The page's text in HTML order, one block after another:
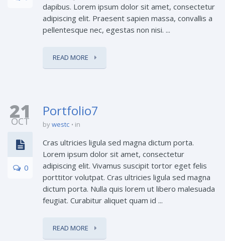
dapibus. Lorem ipsum dolor sit amet, consectetur
adipiscing elit. Praesent sapien massa, convallis a
pellentesque nec, egestas non nisi. ...
READ MORE
21
OCT
0
Portfolio7
bywestc in
Cras ultricies ligula sed magna dictum porta.
Lorem ipsum dolor sit amet, consectetur
adipiscing elit. Vivamus suscipit tortor eget felis
porttitor volutpat. Cras ultricies ligula sed magna
dictum porta. Nulla quis lorem ut libero malesuada
feugiat. Curabitur aliquet quam id ...
READ MORE